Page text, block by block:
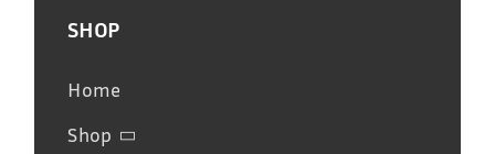
SHOP
Home
Shop